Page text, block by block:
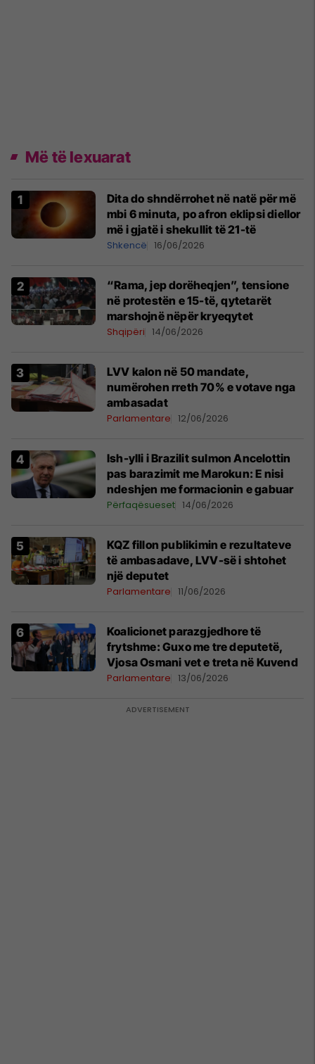
Më të lexuarat
Dita do shndërrohet në natë për më
mbi 6 minuta, po afron eklipsi diellor
më i gjatë i shekullit të 21-të
Shkencë 16/06/2026
“Rama, jep dorëheqjen”, tensione
në protestën e 15-të, qytetarët
marshojnë nëpër kryeqytet
Shqipëri 14/06/2026
LVV kalon në 50 mandate,
numërohen rreth 70% e votave nga
ambasadat
Parlamentare 12/06/2026
Ish-ylli i Brazilit sulmon Ancelottin
pas barazimit me Marokun: E nisi
ndeshjen me formacionin e gabuar
Përfaqësueset 14/06/2026
KQZ fillon publikimin e rezultateve
të ambasadave, LVV-së i shtohet
një deputet
Parlamentare 11/06/2026
Koalicionet parazgjedhore të
frytshme: Guxo me tre deputetë,
Vjosa Osmani vet e treta në Kuvend
Parlamentare 13/06/2026